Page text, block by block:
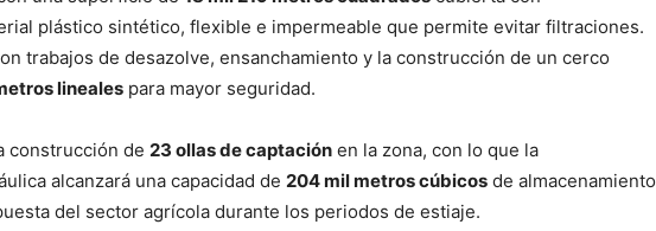
plástico sintético, flexible e impermeable que permite evitar filtraciones.
trabajos de desazolve, ensanchamiento y la construcción de un cerco
lineales para mayor seguridad.
construcción de 23 ollas de captación en la zona, con lo que la
alcanzará una capacidad de 204 mil metros cúbicos de almacenamiento
del sector agrícola durante los periodos de estiaje.